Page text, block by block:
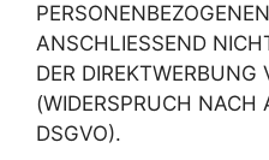
ANSCHLIESSEND
DER DIREKTWERBUNG
(WIDERSPRUCH NACH
DSGVO).